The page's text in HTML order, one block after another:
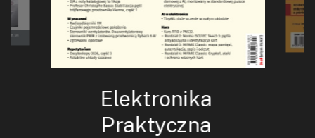
Elektronika
Praktyczna